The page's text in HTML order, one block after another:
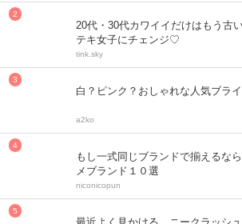
20代・30代カワイイだけはもう古
テキ女子にチェンジ♡
tink.sky
白？ピンク？おしゃれな人気ブラ
a2ko
もし一式同じブランドで揃えるな
メブランド１０選
niconicopun